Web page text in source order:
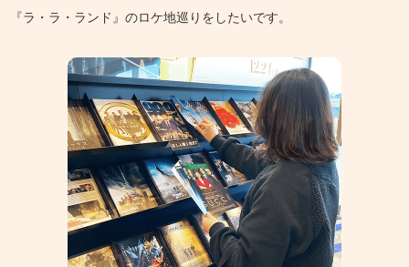
『ラ・ラ・ランド』のロケ地巡りをしたいです。